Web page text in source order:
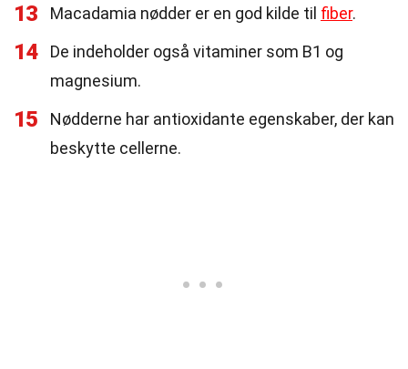
13 Macadamia nødder er en god kilde til fiber.
14
De indeholder også vitaminer som B1 og
magnesium.
15
Nødderne har antioxidante egenskaber, der kan
beskytte cellerne.